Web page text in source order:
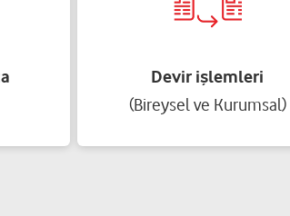
Devir işlemleri
(Bireysel ve Kurumsal)